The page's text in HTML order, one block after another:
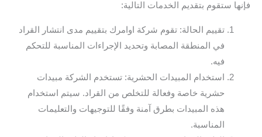
فإنها ستقوم بتقديم الخدمات التالية:
تقييم الحالة: تقوم شركة اوامرك بتقييم مدى انتشار القراد
في المنطقة المصابة وتحديد الإجراءات المناسبة للتحكم
فيه.
استخدام المبيدات الحشرية: تستخدم الشركة مبيدات
حشرية خاصة وفعالة للتخلص من القراد. سيتم استخدام
هذه المبيدات بطرق آمنة وفقًا للتوجيهات والتعليمات
المناسبة.